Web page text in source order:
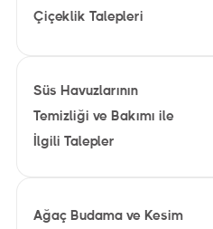
Çiçeklik Talepleri
Süs Havuzlarının
Temizliği ve Bakımı ile
İlgili Talepler
Ağaç Budama ve Kesim